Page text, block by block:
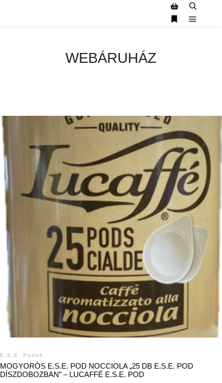
WEBÁRUHÁZ
E.S.E. Podok
MOGYORÓS E.S.E. POD NOCCIOLA „25 DB E.S.E. POD
DÍSZDOBOZBAN” – LUCAFFÉ E.S.E. POD